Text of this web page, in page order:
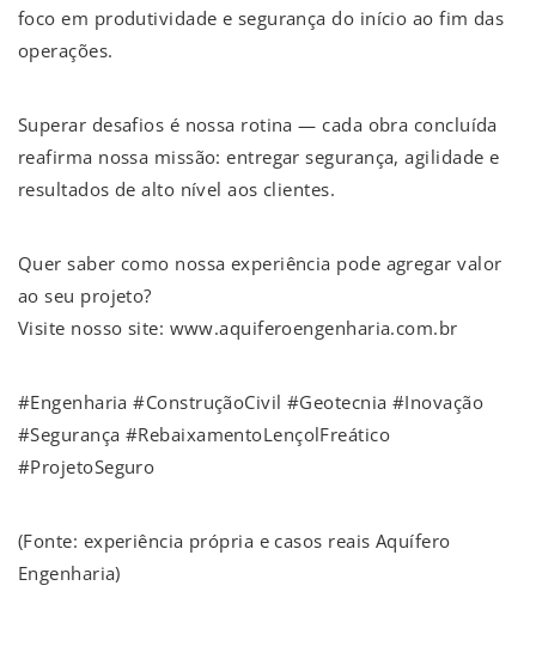
foco em produtividade e segurança do início ao fim das
operações.
Superar desafios é nossa rotina — cada obra concluída
reafirma nossa missão: entregar segurança, agilidade e
resultados de alto nível aos clientes.
Quer saber como nossa experiência pode agregar valor
ao seu projeto?
Visite nosso site: www.aquiferoengenharia.com.br
#Engenharia #ConstruçãoCivil #Geotecnia #Inovação
#Segurança #RebaixamentoLençolFreático
#ProjetoSeguro
(Fonte: experiência própria e casos reais Aquífero
Engenharia)